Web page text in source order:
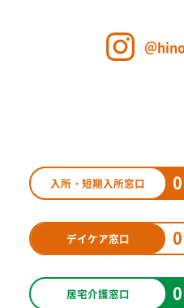
〔1〕 ＠
入所・短期入所窓口
デイケア窓口
居宅介護窓口